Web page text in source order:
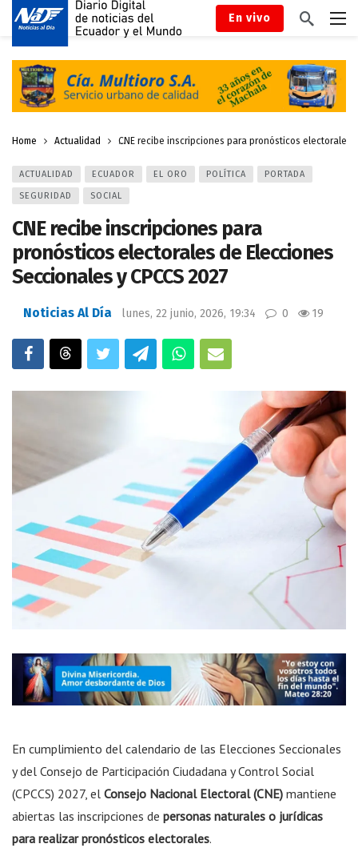
En vivo
Home Actualidad CNE recibe inscripciones para pronósticos electorales
ACTUALIDAD ECUADOR EL ORO POLÍTICA PORTADA
SEGURIDAD SOCIAL
CNE recibe inscripciones para
pronósticos electorales de Elecciones
Seccionales y CPCCS 2027
Noticias Al Día lunes, 22 junio, 2026, 19:34 0 19
En cumplimiento del calendario de las Elecciones Seccionales
y del Consejo de Participación Ciudadana y Control Social
(CPCCS) 2027, el Consejo Nacional Electoral (CNE) mantiene
abiertas las inscripciones de personas naturales o jurídicas
para realizar pronósticos electorales.